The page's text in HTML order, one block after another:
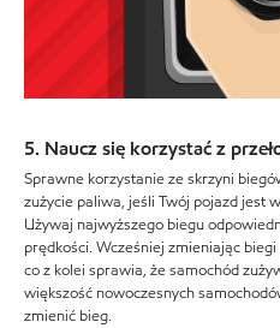
5. Naucz się korzystać z
Sprawne korzystanie ze skrzyni
zużycie paliwa, jeśli Twój pojazd jest
Używaj najwyższego biegu
prędkości. Wcześniej zmieniając
co z kolei sprawia, że samochód
większość nowoczesnych
zmienić bieg.